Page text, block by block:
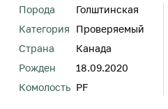
Порода
Голштинская
Категория
Проверяемый
Страна
Канада
Рожден
18.09.2020
Комолость PF